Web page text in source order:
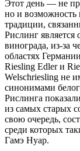
Этот день — не
но и возможность
традиции,
Рислинг
винограда, из-за
областях
Riesling Edler и
Welschriesling не
синонимами
Рислинга
из самых старых
свою очередь,
среди которых
Гамэ Нуар.